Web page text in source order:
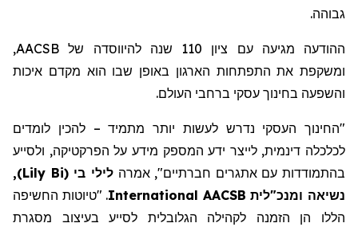
גבוהה.
ההודעה מגיעה עם ציון 110 שנה להיווסד ה של AACSB
,
ומשקפת את התפתחות הארגון באופן שבו הוא מקדם איכות
והשפעה בחינוך עסקי ברחבי העולם.
"החינוך העסקי נדרש לעשות יותר מתמיד– להכין לומדים
לכלכלה דינמית, לייצר ידע המספק מידע על הפרקטיקה, ולסייע
בהתמודדות עם אתגרים חברתיים"
, אמרהלילי בי (
Lily Bi
)
,
נשיאה ומנכ"לית AACSB
International. "טיוטות החשיפה
הללו הן הזמנה לקהילה הגלובלית לסייע בעיצוב מסגרת